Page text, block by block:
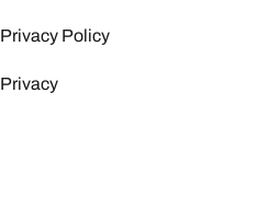
Privacy Policy
Privacy